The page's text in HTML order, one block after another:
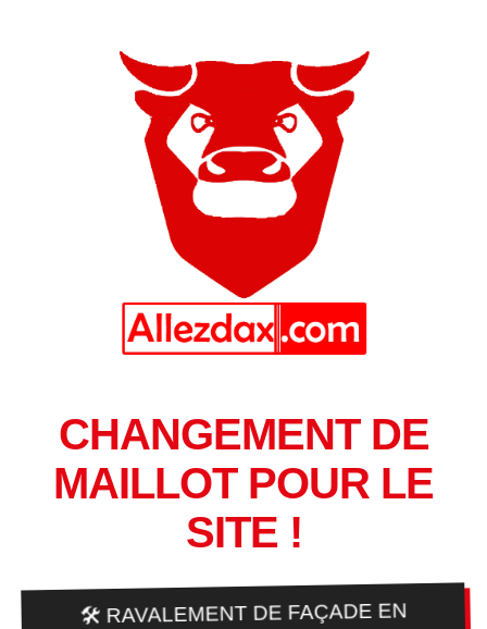
CHANGEMENT DE
MAILLOT POUR LE
SITE !
🛠️ RAVALEMENT DE FAÇADE EN